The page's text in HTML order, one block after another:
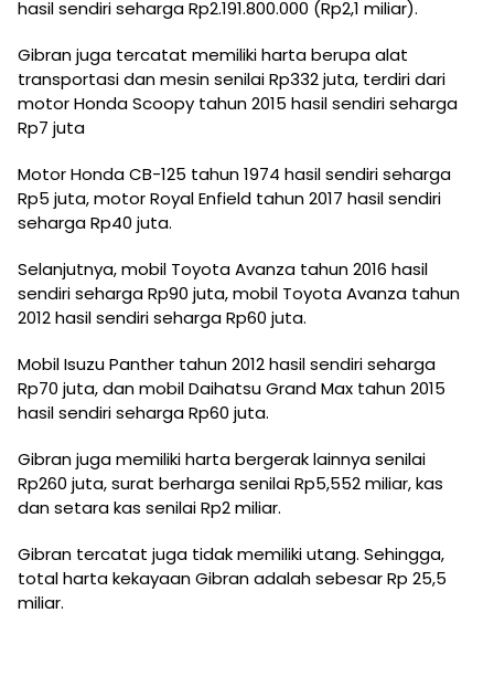
hasil sendiri seharga Rp2.191.800.000 (Rp2,1 miliar).
Gibran juga tercatat memiliki harta berupa alat
transportasi dan mesin senilai Rp332 juta, terdiri dari
motor Honda Scoopy tahun 2015 hasil sendiri seharga
Rp7 juta
Motor Honda CB-125 tahun 1974 hasil sendiri seharga
Rp5 juta, motor Royal Enfield tahun 2017 hasil sendiri
seharga Rp40 juta.
Selanjutnya, mobil Toyota Avanza tahun 2016 hasil
sendiri seharga Rp90 juta, mobil Toyota Avanza tahun
2012 hasil sendiri seharga Rp60 juta.
Mobil Isuzu Panther tahun 2012 hasil sendiri seharga
Rp70 juta, dan mobil Daihatsu Grand Max tahun 2015
hasil sendiri seharga Rp60 juta.
Gibran juga memiliki harta bergerak lainnya senilai
Rp260 juta, surat berharga senilai Rp5,552 miliar, kas
dan setara kas senilai Rp2 miliar.
Gibran tercatat juga tidak memiliki utang. Sehingga,
total harta kekayaan Gibran adalah sebesar Rp 25,5
miliar.